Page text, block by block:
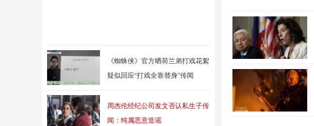
《蜘蛛侠》官方晒荷兰弟打戏花絮
疑似回应“打戏全靠替身”传闻
周杰伦经纪公司发文否认私生子传
闻：纯属恶意造谣